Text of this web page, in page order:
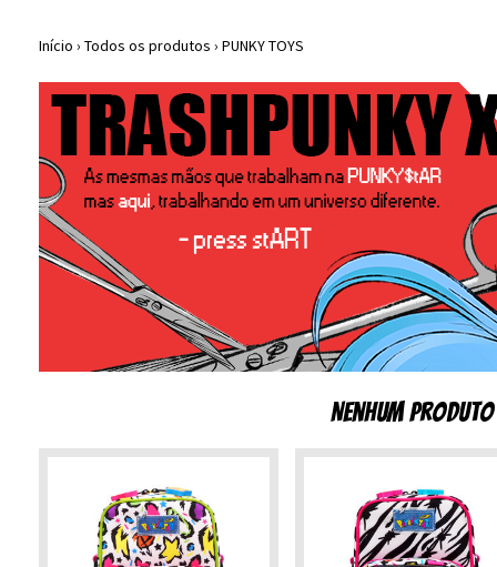
Início › Todos os produtos › PUNKY TOYS
Nenhum